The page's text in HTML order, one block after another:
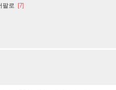
팔로 [7]